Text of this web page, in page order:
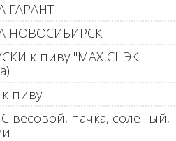
ГАРАНТ
НОВОСИБИРСК
к пиву "MAXIСНЭК"
пиву
весовой, пачка, соленый,